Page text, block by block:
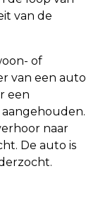
van de
of
van een auto
een
naar
De auto is